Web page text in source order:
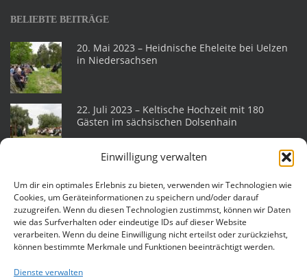
Einwilligung verwalten
Um dir ein optimales Erlebnis zu bieten, verwenden wir Technologien wie
Cookies, um Geräteinformationen zu speichern und/oder darauf
zuzugreifen. Wenn du diesen Technologien zustimmst, können wir Daten
wie das Surfverhalten oder eindeutige IDs auf dieser Website
verarbeiten. Wenn du deine Einwilligung nicht erteilst oder zurückziehst,
können bestimmte Merkmale und Funktionen beeinträchtigt werden.
Dienste verwalten
BELIEBTE BEITRÄGE
20. Mai 2023 – Heidnische Eheleite bei Uelzen
in Niedersachsen
22. Juli 2023 – Keltische Hochzeit mit 180
Gästen im sächsischen Dolsenhain
sächsischen Helmsdorf
Eheleite am 25. Juli 2015 auf der Katlenburg